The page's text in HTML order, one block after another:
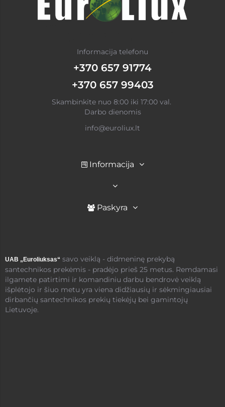
Informacija telefonu
+370 657 91774
+370 657 99403
Skambinkite nuo 8:00 iki 17:00 val.
Darbo dienomis
info@euroliux.lt
Informacija
Paskyra
UAB „Euroliuksas“ savo veiklą - didmeninę prekybą
santechnikos prekėmis - pradėjo prieš 25 metus. Remdamasi
ilgamete patirtimi ir komandiniu darbu bendrovė veiklą
išplėtojo ir šiuo metu yra viena didžiausių ir sėkmingiausiai
dirbančių santechnikos prekių tiekėjų bei gamintojų
Lietuvoje.